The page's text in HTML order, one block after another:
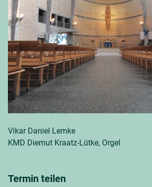
Vikar Daniel Lemke
KMD Diemut Kraatz-Lütke, Orgel
Termin teilen